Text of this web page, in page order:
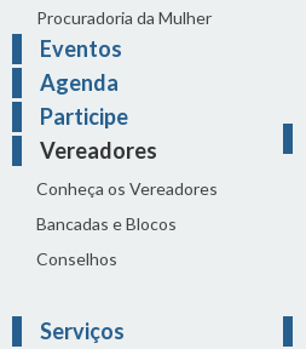
Procuradoria da Mulher
Eventos
Agenda
Participe
Vereadores
Conheça os Vereadores
Bancadas e Blocos
Conselhos
Serviços